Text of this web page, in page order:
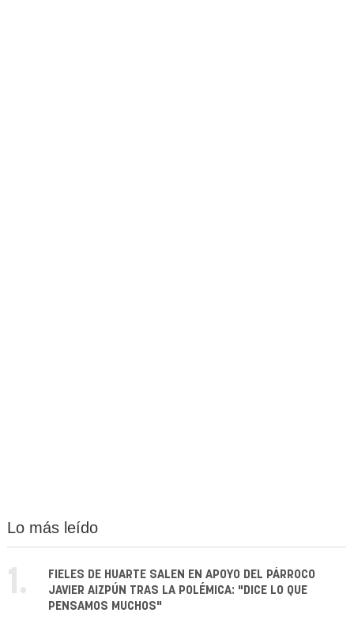
Lo más leído
1.
FIELES DE HUARTE SALEN EN APOYO DEL PÁRROCO
JAVIER AIZPÚN TRAS LA POLÉMICA: "DICE LO QUE
PENSAMOS MUCHOS"